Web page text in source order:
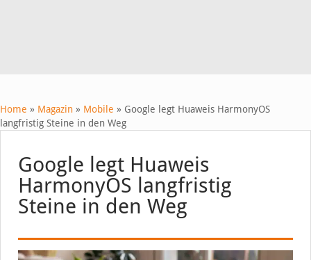
Home » Magazin » Mobile » Google legt Huaweis HarmonyOS
langfristig Steine in den Weg
Google legt Huaweis
HarmonyOS langfristig
Steine in den Weg